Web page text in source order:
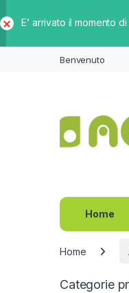
E’ arrivato il momento
Benvenuto
Home
Home
Categorie